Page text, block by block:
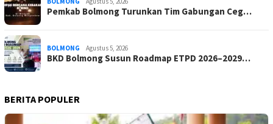
Pemkab Bolmong Turunkan Tim Gabungan Ceg…
BOLMONG Agustus 5, 2026
BKD Bolmong Susun Roadmap ETPD 2026–2029…
BERITA POPULER